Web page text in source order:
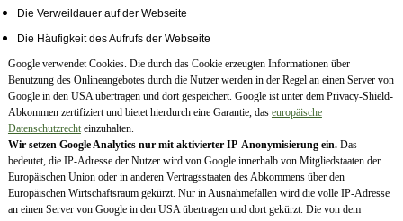
Die Verweildauer auf der Webseite
Die Häufigkeit des Aufrufs der Webseite
Google verwendet Cookies. Die durch das Cookie erzeugten Informationen über
Benutzung des Onlineangebotes durch die Nutzer werden in der Regel an einen Server von
Google in den USA übertragen und dort gespeichert. Google ist unter dem Privacy-Shield-
Abkommen zertifiziert und bietet hierdurch eine Garantie, das europäische
Datenschutzrechteinzuhalten.
Wir setzen Google Analytics nur mit aktivierter IP-Anonymisierung ein.Das
bedeutet, die IP-Adresse der Nutzer wird von Google innerhalb von Mitgliedstaaten der
Europäischen Union oder in anderen Vertragsstaaten des Abkommens über den
Europäischen Wirtschaftsraum gekürzt. Nur in Ausnahmefällen wird die volle IP-Adresse
an einen Server von Google in den USA übertragen und dort gekürzt. Die von dem